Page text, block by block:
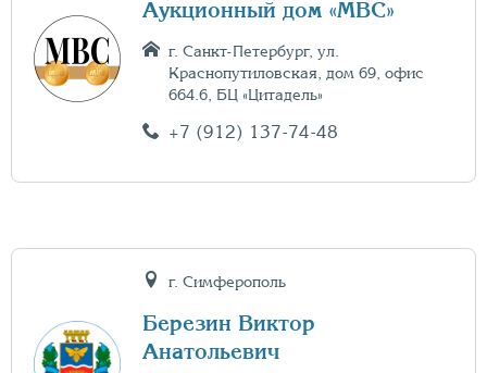
Аукционный дом «МВС»
г. Санкт-Петербург, ул.
Краснопутиловская, дом 69, офис
664.6, БЦ «Цитадель»
+7 (912) 137-74-48
г. Симферополь
Березин Виктор
Анатольевич